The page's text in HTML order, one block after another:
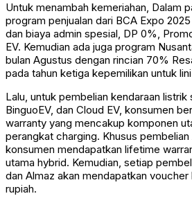
Untuk menambah kemeriahan, Dalam
program penjualan dari BCA Expo
dan biaya admin spesial, DP 0%,
EV. Kemudian ada juga program
bulan Agustus dengan rincian 70%
pada tahun ketiga kepemilikan untuk
Lalu, untuk pembelian kendaraan listrik
BinguoEV, dan Cloud EV, konsumen
warranty yang mencakup komponen
perangkat charging. Khusus pembelian
konsumen mendapatkan lifetime
utama hybrid. Kemudian, setiap
dan Almaz akan mendapatkan voucher
rupiah.